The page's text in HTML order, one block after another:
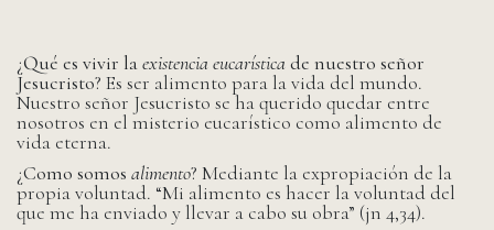
¿Qué es vivir laexistencia eucarísticade nuestro señor
Jesucristo? Es ser alimento para la vida del mundo.
Nuestro señor Jesucristo se ha querido quedar entre
nosotros en el misterio eucarístico como alimento de
vida eterna.
¿Como somos alimento? Mediante la expropiación de la
propia voluntad. “Mi alimento es hacer la voluntad del
que me ha enviado y llevar a cabo su obra” (jn 4,34).